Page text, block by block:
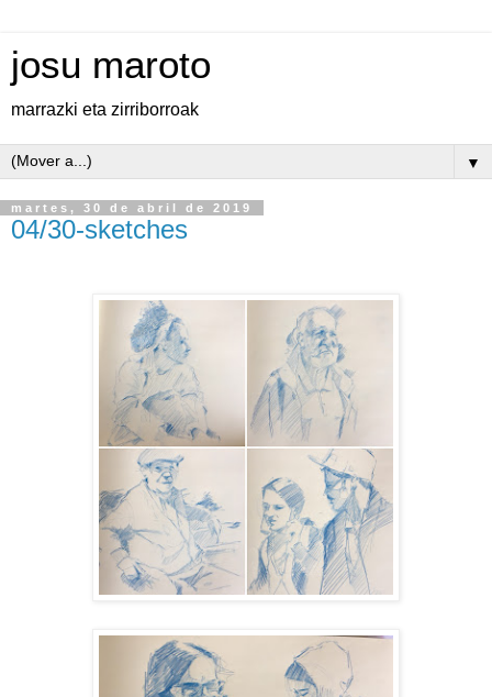
josu maroto
marrazki eta zirriborroak
▼
martes, 30 de abril de 2019
04/30-sketches